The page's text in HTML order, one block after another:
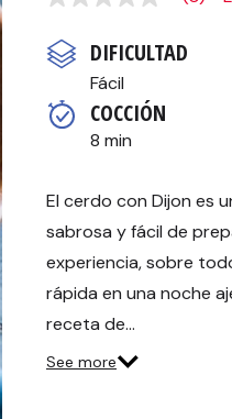
Sin
Enlace
en
misma
página.
DIFICULTAD
Fácil
COCCIÓN
8 min
El cerdo con Dijon es
sabrosa y fácil de
experiencia, sobre
rápida en una noche
receta de…
See more